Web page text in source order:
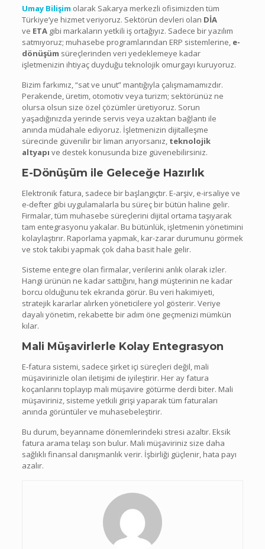
Umay Bilişim olarak Sakarya merkezli ofisimizden tüm
Türkiye’ye hizmet veriyoruz. Sektörün devleri olan DİA
ve ETAgibi markaların yetkili iş ortağıyız. Sadece bir yazılım
satmıyoruz; muhasebe programlarından ERP sistemlerine, e-
dönüşüm süreçlerinden veri yedeklemeye kadar
işletmenizin ihtiyaç duyduğu teknolojik omurgayı kuruyoruz.
Bizim farkımız, “sat ve unut” mantığıyla çalışmamamızdır.
Perakende, üretim, otomotiv veya turizm; sektörünüz ne
olursa olsun size özel çözümler üretiyoruz. Sorun
yaşadığınızda yerinde servis veya uzaktan bağlantı ile
anında müdahale ediyoruz. İşletmenizin dijitalleşme
sürecinde güvenilir bir liman arıyorsanız, teknolojik
altyapı ve destek konusunda bize güvenebilirsiniz.
E-Dönüşüm ile Geleceğe Hazırlık
Elektronik fatura, sadece bir başlangıçtır. E-arşiv, e-irsaliye ve
e-defter gibi uygulamalarla bu süreç bir bütün haline gelir.
Firmalar, tüm muhasebe süreçlerini dijital ortama taşıyarak
tam entegrasyonu yakalar. Bu bütünlük, işletmenin yönetimini
kolaylaştırır. Raporlama yapmak, kar-zarar durumunu görmek
ve stok takibi yapmak çok daha basit hale gelir.
Sisteme entegre olan firmalar, verilerini anlık olarak izler.
Hangi ürünün ne kadar sattığını, hangi müşterinin ne kadar
borcu olduğunu tek ekranda görür. Bu veri hakimiyeti,
stratejik kararlar alırken yöneticilere yol gösterir. Veriye
dayalı yönetim, rekabette bir adım öne geçmenizi mümkün
kılar.
Mali Müşavirlerle Kolay Entegrasyon
E-fatura sistemi, sadece şirket içi süreçleri değil, mali
müşavirinizle olan iletişimi de iyileştirir. Her ay fatura
koçanlarını toplayıp mali müşavire götürme derdi biter. Mali
müşaviriniz, sisteme yetkili girişi yaparak tüm faturaları
anında görüntüler ve muhasebeleştirir.
Bu durum, beyanname dönemlerindeki stresi azaltır. Eksik
fatura arama telaşı son bulur. Mali müşaviriniz size daha
sağlıklı finansal danışmanlık verir. İşbirliği güçlenir, hata payı
azalır.